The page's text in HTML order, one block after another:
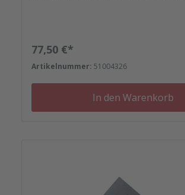
Kunststoffeinsätzen bis zu
Regulärer Preis:
77,50 €*
Artikelnummer: 51004326
In den Warenkorb